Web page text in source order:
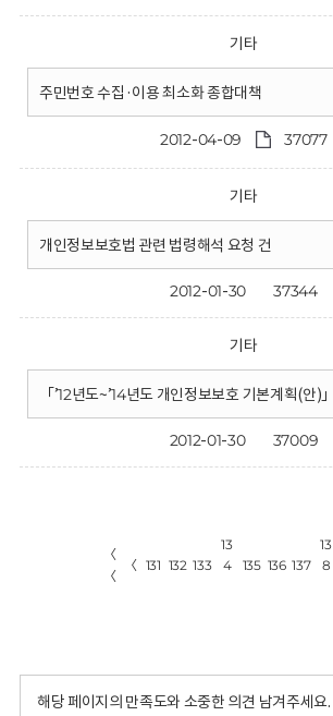
기타
주민번호 수집·이용 최소화 종합대책
2012-04-09 37077
기타
개인정보보호법 관련 법령해석 요청 건
2012-01-30 37344
기타
「’12년도~’14년도 개인정보보호 기본계획(안)」
2012-01-30 37009
〈
〈
〈 131 132 133
13
4
135 136 137
13
8
해당 페이지의 만족도와 소중한 의견 남겨주세요.